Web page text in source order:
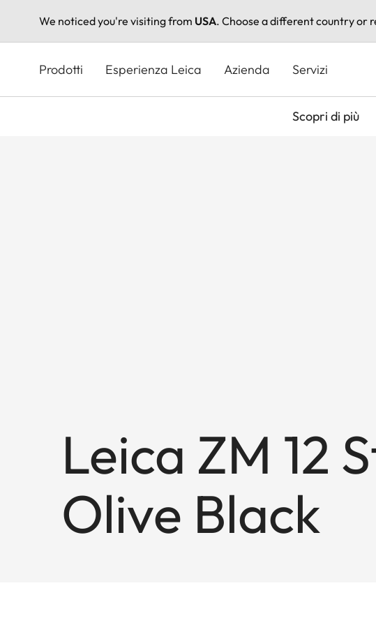
We noticed you're visiting from USA. Choose a different country or
principale
Prodotti Esperienza Leica Azienda Servizi
Scopri di più
Leica ZM 12
Olive Black